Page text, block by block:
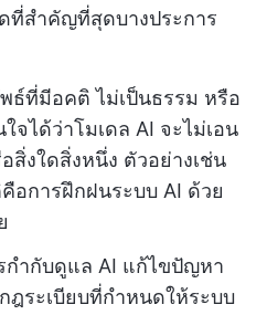
ที่สำคัญที่สุดบางประการ
ธ์ที่มีอคติ ไม่เป็นธรรม หรือ
จได้ว่าโมเดล AI จะไม่เอน
สิ่งใดสิ่งหนึ่ง ตัวอย่างเช่น
อการฝึกฝนระบบ AI ด้วย
กำกับดูแล AI แก้ไขปัญหา
ฎระเบียบที่กำหนดให้ระบบ